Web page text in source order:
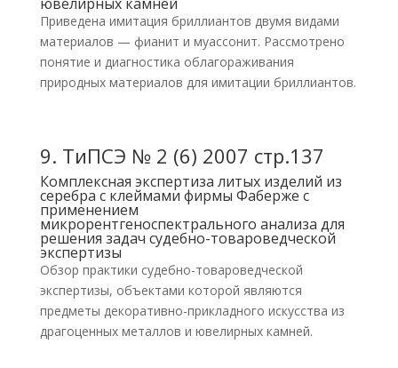
Приведена имитация бриллиантов двумя видами
материалов — фианит и муассонит. Рассмотрено
понятие и диагностика облагораживания
природных материалов для имитации бриллиантов.
9. ТиПСЭ № 2 (6) 2007 стр.137
Комплексная экспертиза литых изделий из
серебра с клеймами фирмы Фаберже с
применением
микрорентгеноспектрального анализа для
решения задач судебно-товароведческой
экспертизы
Обзор практики судебно-товароведческой
экспертизы, объектами которой являются
предметы декоративно-прикладного искусства из
драгоценных металлов и ювелирных камней.